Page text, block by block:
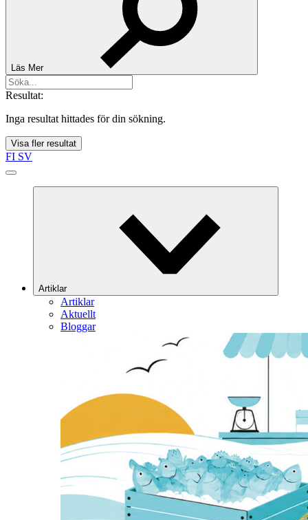
Läs Mer
Resultat:
Inga resultat hittades för din sökning.
Visa fler resultat
FI SV
Artiklar
Artiklar
Aktuellt
Bloggar